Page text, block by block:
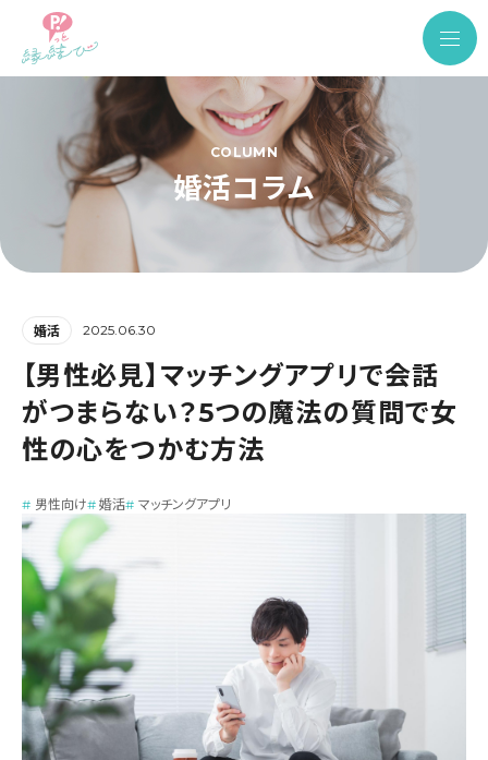
COLUMN
婚活コラム
婚活 2025.06.30
【男性必見】マッチングアプリで会話
がつまらない？5つの魔法の質問で女
性の心をつかむ方法
男性向け 婚活 マッチングアプリ